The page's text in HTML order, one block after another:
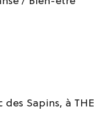
Sapins, à